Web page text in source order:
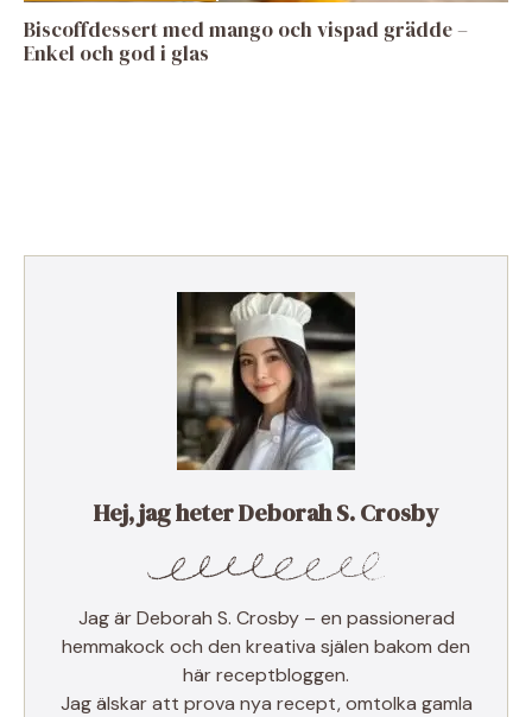
Biscoffdessert med mango och vispad grädde –
Enkel och god i glas
Hej, jag heter Deborah S. Crosby
Jag är Deborah S. Crosby – en passionerad
hemmakock och den kreativa själen bakom den
här receptbloggen.
Jag älskar att prova nya recept, omtolka gamla